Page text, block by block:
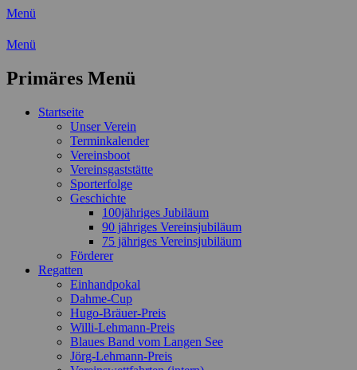
Menü
Wassersport-Verein 1921 e.V.
Freizeit mit der ganzen Familie
Menü
Primäres Menü
Zum
Startseite
Unser Verein
Terminkalender
Vereinsboot
Vereinsgaststätte
Sporterfolge
Geschichte
100jähriges Jubiläum
90 jähriges Vereinsjubiläum
75 jähriges Vereinsjubiläum
Förderer
Regatten
Einhandpokal
Dahme-Cup
Hugo-Bräuer-Preis
Willi-Lehmann-Preis
Blaues Band vom Langen See
Jörg-Lehmann-Preis